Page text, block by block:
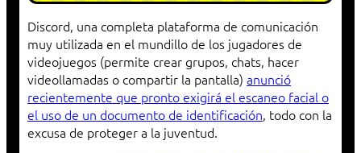
Discord, una completa plataforma de comunicación
muy utilizada en el mundillo de los jugadores de
videojuegos (permite crear grupos, chats, hacer
videollamadas o compartir la pantalla) anunció
recientemente que pronto exigirá el escaneo facial o
el uso de un documento de identificación, todo con la
excusa de proteger a la juventud.